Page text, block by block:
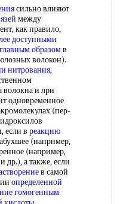
сильно влияют
между
как правило,
доступными
главным образомв
волокон).
нитрования,
волокна и лри
одновременное
(пер-
если в реакцию
(напрнмер,
(например,
и др.), а также, если
в самой
определенной
гомогенным